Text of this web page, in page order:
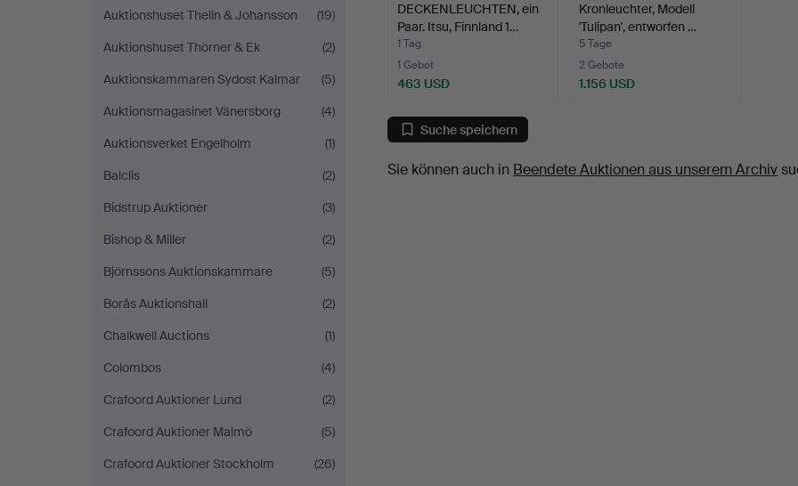
Auktionshuset Thelin & Johansson
(19)
Auktionshuset Thörner & Ek
(2)
Auktionskammaren Sydost Kalmar
(5)
Auktionsmagasinet Vänersborg
(4)
Auktionsverket Engelholm
(1)
Balclis
(2)
Bidstrup Auktioner
(3)
Bishop & Miller
(2)
Björnssons Auktionskammare
(5)
Borås Auktionshall
(2)
Chalkwell Auctions
(1)
Colombos
(4)
Crafoord Auktioner Lund
(2)
Crafoord Auktioner Malmö
(5)
Crafoord Auktioner Stockholm
(26)
DECKENLEUCHTEN, ein
Paar. Itsu, Finnland 1…
1 Tag
1 Gebot
463 USD
Kronleuchter, Modell
'Tulipan', entworfen …
5 Tage
2 Gebote
1.156 USD
Suche speichern
Sie können auch in Beendete Auktionen aus unserem Archiv